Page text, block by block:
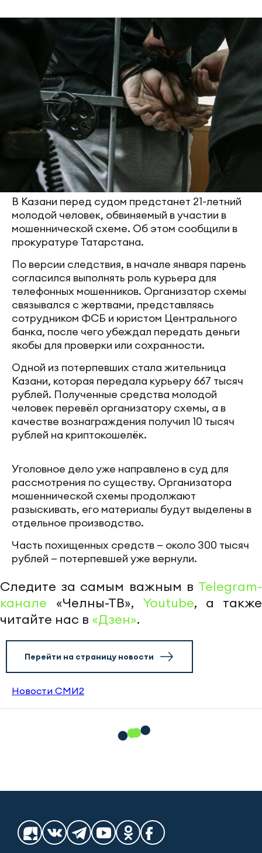
В Казани перед судом предстанет 21-летний
молодой человек, обвиняемый в участии в
мошеннической схеме. Об этом сообщили в
прокуратуре Татарстана.
По версии следствия, в начале января парень
согласился выполнять роль курьера для
телефонных мошенников. Организатор схемы
связывался с жертвами, представляясь
сотрудником ФСБ и юристом Центрального
банка, после чего убеждал передать деньги
якобы для проверки или сохранности.
Одной из потерпевших стала жительница
Казани, которая передала курьеру 667 тысяч
рублей. Полученные средства молодой
человек перевёл организатору схемы, а в
качестве вознаграждения получил 10 тысяч
рублей на криптокошелёк.
Уголовное дело уже направлено в суд для
рассмотрения по существу. Организатора
мошеннической схемы продолжают
разыскивать, его материалы будут выделены в
отдельное производство.
Часть похищенных средств — около 300 тысяч
рублей — потерпевшей уже вернули.
Следите за самым важным в Telegram-
канале «Челны-ТВ», Youtube, а также
читайте нас в «Дзен».
Перейти на страницу новости
Новости СМИ2